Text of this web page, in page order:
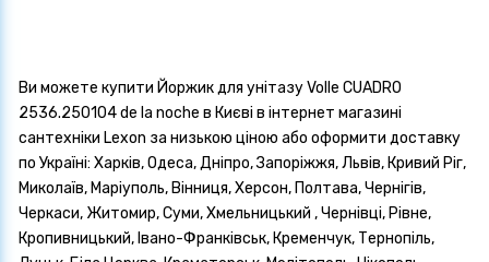
Ви можете купити Йоржик для унітазу Volle CUADRO
2536.250104 de la noche в Києві в інтернет магазині
сантехніки Lexon за низькою ціною або оформити доставку
по Україні: Харків, Одеса, Дніпро, Запоріжжя, Львів, Кривий Ріг,
Миколаїв, Маріуполь, Вінниця, Херсон, Полтава, Чернігів,
Черкаси, Житомир, Суми, Хмельницький , Чернівці, Рівне,
Кропивницький, Івано-Франківськ, Кременчук, Тернопіль,